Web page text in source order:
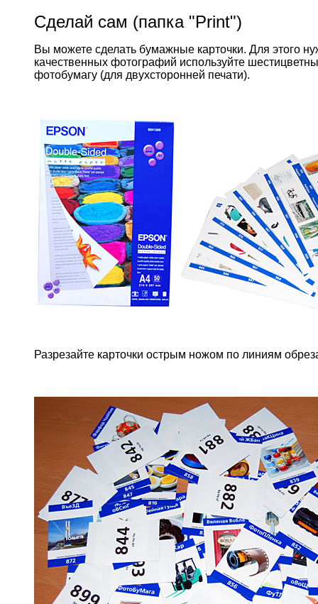
Сделай сам (папка "Print")
Вы можете сделать бумажные карточки. Для этого
качественных фотографий используйте
фотобумагу (для двухсторонней печати).
Разрезайте карточки острым ножом по линиям